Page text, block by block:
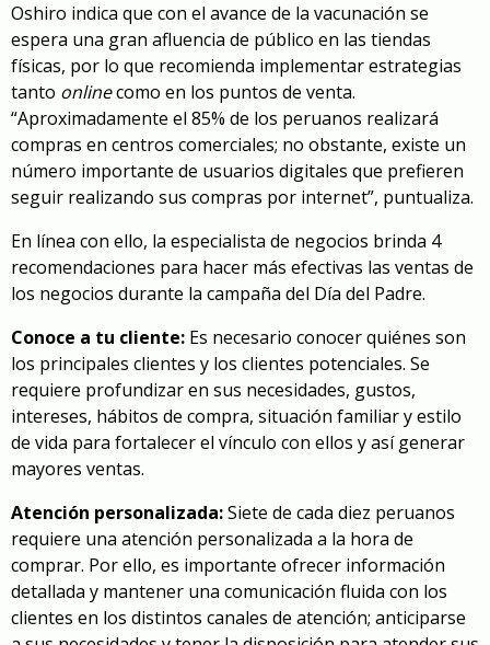
Oshiro indica que con el avance de la vacunación se
espera una gran afluencia de público en las tiendas
físicas, por lo que recomienda implementar estrategias
tanto onlinecomo en los puntos de venta.
“Aproximadamente el 85% de los peruanos realizará
compras en centros comerciales; no obstante, existe un
número importante de usuarios digitales que prefieren
seguir realizando sus compras por internet”, puntualiza.
En línea con ello, la especialista de negocios brinda 4
recomendaciones para hacer más efectivas las ventas de
los negocios durante la campaña del Día del Padre.
Conoce a tu cliente: Es necesario conocer quiénes son
los principales clientes y los clientes potenciales. Se
requiere profundizar en sus necesidades, gustos,
intereses, hábitos de compra, situación familiar y estilo
de vida para fortalecer el vínculo con ellos y así generar
mayores ventas.
Atención personalizada:Siete de cada diez peruanos
requiere una atención personalizada a la hora de
comprar. Por ello, es importante ofrecer información
detallada y mantener una comunicación fluida con los
clientes en los distintos canales de atención; anticiparse